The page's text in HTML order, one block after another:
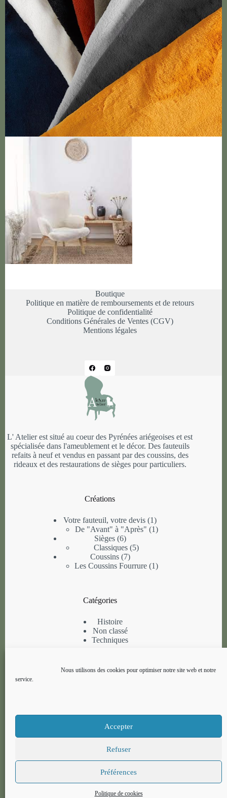
Nous utilisons des cookies pour optimiser notre site web et notre
service.
Accepter
Refuser
Préférences
Politique de cookies
Boutique
Politique en matière de remboursements et de retours
Politique de confidentialité
Conditions Générales de Ventes (CGV)
Mentions légales
L' Atelier est situé au coeur des Pyrénées ariégeoises et est
spécialisée dans l'ameublement et le décor. Des fauteuils
refaits à neuf et vendus en passant par des coussins, des
rideaux et des restaurations de sièges pour particuliers.
Créations
Votre fauteuil, votre devis 11
produit
De "Avant" à "Après" 11
Sièges 66
produits
Classiques 55
Coussins 77
produits
Les Coussins Fourrure 11
Catégories
Histoire
Non classé
Techniques
Informations
Mail: alcaze.atelier@gmail.com
Copyright © 2026 Alcaze Atelier -Creative Themes